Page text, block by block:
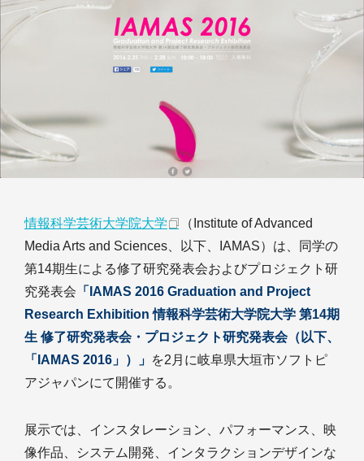
情報科学芸術大学院大学
（Institute of Advanced
Media Arts and Sciences、以下、IAMAS）は、同学の
第14期生による修了研究発表会およびプロジェクト研
究発表会 「IAMAS 2016 Graduation and Project
Research Exhibition 情報科学芸術大学院大学 第14期
生 修了研究発表会・プロジェクト研究発表会（以下、
「IAMAS 2016」）」 を2月に岐阜県大垣市ソフトピ
アジャパンにて開催する。
展示では、インスタレーション、パフォーマンス、映
像作品、システム開発、インタラクションデザインな